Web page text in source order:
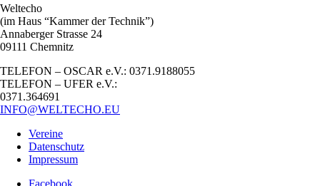
Weltecho
(im Haus “Kammer der Technik”)
Annaberger Strasse 24
09111 Chemnitz
TELEFON – OSCAR e.V.: 0371.9188055
TELEFON – UFER e.V.:
0371.364691
INFO@WELTECHO.EU
Vereine
Datenschutz
Impressum
Facebook